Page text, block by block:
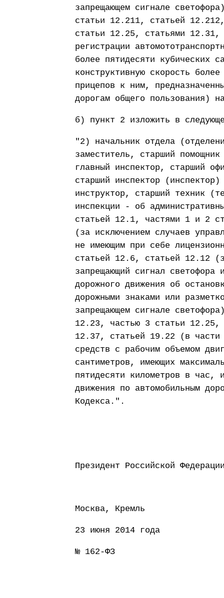
запрещающем сигнале
статьи 12.211, статьей
статьи 12.25, статьями
регистрации
более пятидесяти кубических
конструктивную скорость
прицепов к ним,
дорогам общего пользования)
б) пункт 2 изложить в
"2) начальник отдела
заместитель, старший
главный инспектор, старший
старший инспектор
инструктор, старший техник
инспекции - об
статьей 12.1, частями 1 и 2
(за исключением случаев
не имеющим при себе
статьей 12.6, статьей 12.12
запрещающий сигнал светофора
дорожного движения об
дорожными знаками или
запрещающем сигнале
12.23, частью 3 статьи
12.37, статьей 19.22 (в части
средств с рабочим объемом
сантиметров, имеющих
пятидесяти километров в час,
движения по автомобильным
Кодекса.".
Президент
Москва, Кремль
23 июня 2014 года
№ 162-ФЗ